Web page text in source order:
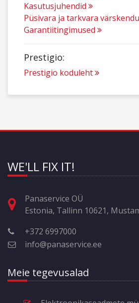
Kasutusjuhendid
Püsivara ja tarkvara
Garantiitingimused
Prestigio:
Prestigio koduleht
WE'LL FIX IT!
Panaservice OÜ
Estonia, Tallinn 10621,
+372 6997000
info@panaservice.ee
Meie tegevusalad